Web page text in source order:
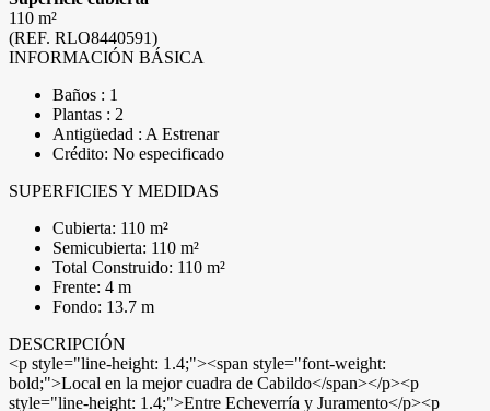
110 m²
(REF. RLO8440591)
INFORMACIÓN BÁSICA
Baños : 1
Plantas : 2
Antigüedad : A Estrenar
Crédito: No especificado
SUPERFICIES Y MEDIDAS
Cubierta: 110 m²
Semicubierta: 110 m²
Total Construido: 110 m²
Frente: 4 m
Fondo: 13.7 m
DESCRIPCIÓN
<p style="line-height: 1.4;"><span style="font-weight:
bold;">Local en la mejor cuadra de Cabildo</span></p><p
style="line-height: 1.4;">Entre Echeverría y Juramento</p><p